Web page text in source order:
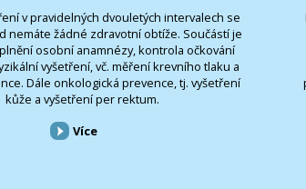
v pravidelných dvouletých intervalech se
nemáte žádné zdravotní obtíže. Součástí je
osobní anamnézy, kontrola očkování
vyšetření, vč. měření krevního tlaku a
Dále onkologická prevence, tj. vyšetření
kůže a vyšetření per rektum.
Více